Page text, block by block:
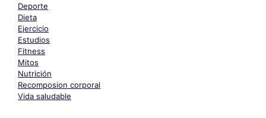
Deporte
Dieta
Ejercicio
Estudios
Fitness
Mitos
Nutrición
Recomposion corporal
Vida saludable